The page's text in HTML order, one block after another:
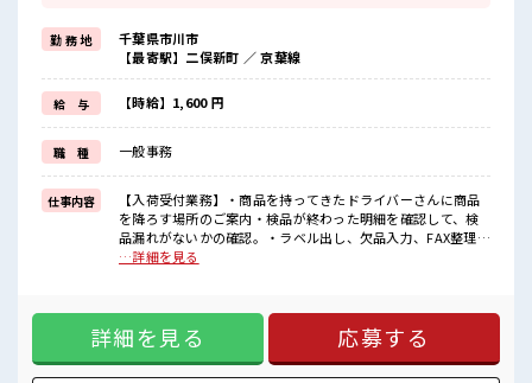
≪無理なく働ける≫
場合によってはお願いすることもありますが、
残業はほとんどナシ！
≪完全週休二日制≫
週末は家族や友人と一緒にプライベート満喫！
≪収入アップを目指せる≫
高時給だらけの派遣のお仕事です！
■職場の雰囲気
休憩室で楽しくランチ♪
時間があれば昼寝もしちゃおう！
持ち物が多いあなたにもぴったり☆
ロッカー付き職場♪
勤 務 地
千葉県市川市
【最寄駅】二俣新町 ／ 京葉線
給 与 【時給】1,600 円
職 種 一般事務
仕事内容
【入荷受付業務】・商品を持ってきたドライバーさんに商品
を降ろす場所のご案内・検品が終わった明細を確認して、検
品漏れがないかの確認。・ラベル出し、欠品入力、FAX整理・
電話対応※主に外部の電話 ■お仕事PR ≪経験を活かせる≫ こ
≫ 場合によってはお願いすることもありますが、 残業はほと
んどナシ！ ≪完全週休二日制≫ 週末は家族や友人と一緒にプ
ライベート満喫！ ≪収入アップを目指せる≫ 高時給だらけの
派遣のお仕事です！ ■職場の雰囲気 休憩室で楽しくランチ♪
…詳細を見る
詳細を見る 応募する